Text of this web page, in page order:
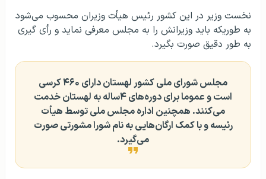
نخست وزیر در این کشور رئیس هیأت وزیران محسوب می‌شود
به طوریکه باید وزیرانش را به مجلس معرفی نماید و رأی گیری
به طور دقیق صورت بگیرد.
مجلس شورای ملی کشور لهستان دارای ۴۶۰ کرسی
است و عموما برای دوره‌های ۴ساله به لهستان خدمت
می‌کنند. همچنین اداره مجلس ملی توسط هیأت
رئیسه و با کمک ارگان‌هایی به نام شورا مشورتی صورت
می‌گیرد.